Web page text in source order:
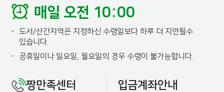
매일 오전 10:00
-
도서/산간지역은 지정하신 수령일보다 하루 더 지연될수
있습니다.
-
공휴일이나 일요일, 월요일의 경우 수령이 불가능합니다.
짱만족센터 입금계좌안내